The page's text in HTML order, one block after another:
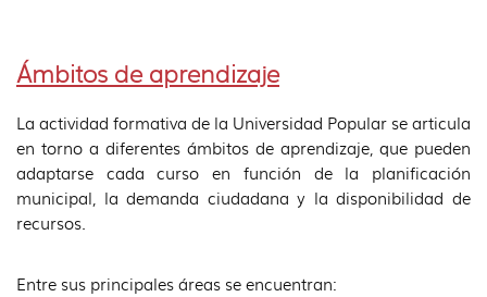
Ámbitos de aprendizaje
La actividad formativa de la Universidad Popular se articula
en torno a diferentes ámbitos de aprendizaje, que pueden
adaptarse cada curso en función de la planificación
municipal, la demanda ciudadana y la disponibilidad de
recursos.
Entre sus principales áreas se encuentran: